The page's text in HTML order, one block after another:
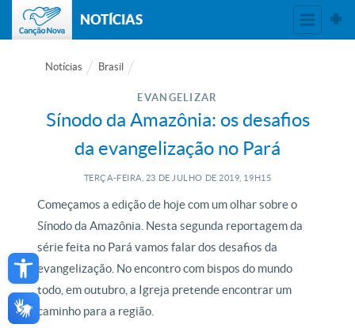
Open toolbar
NOTÍCIAS
Notícias Brasil
EVANGELIZAR
Sínodo da Amazônia: os desafios
da evangelização no Pará
TERÇA-FEIRA, 23 DE JULHO DE 2019, 19H15
Começamos a edição de hoje com um olhar sobre o
Sínodo da Amazônia. Nesta segunda reportagem da
série feita no Pará vamos falar dos desafios da
evangelização. No encontro com bispos do mundo
todo, em outubro, a Igreja pretende encontrar um
caminho para a região.